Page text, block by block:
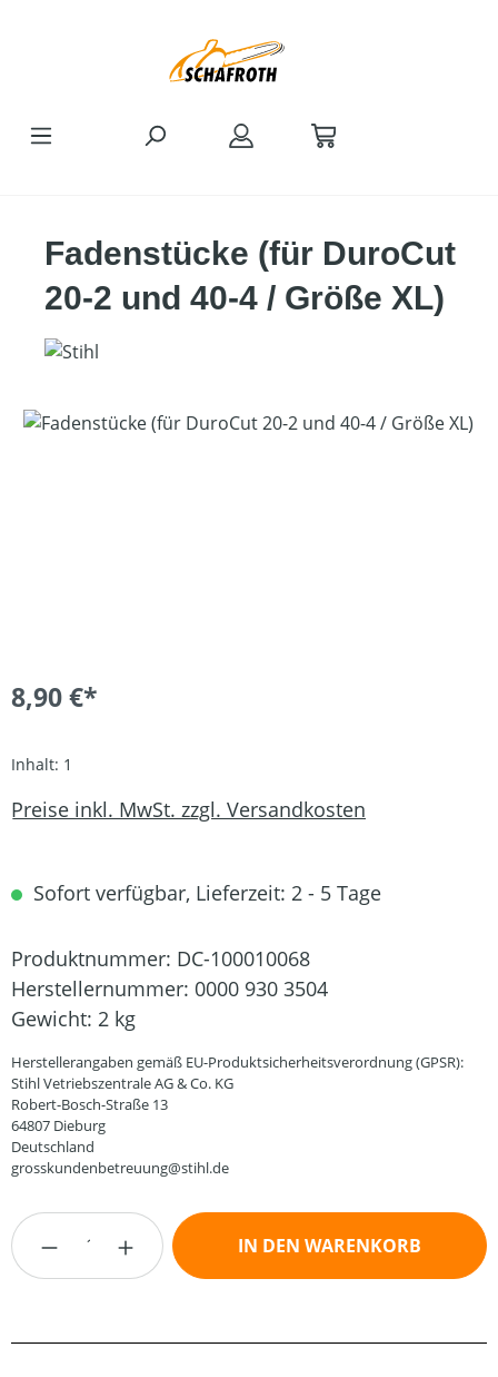
Fadenstücke (für DuroCut
20-2 und 40-4 / Größe XL)
Bildergalerie überspringen
8,90 €*
Inhalt: 1
Preise inkl. MwSt. zzgl. Versandkosten
Sofort verfügbar, Lieferzeit: 2 - 5 Tage
Produktnummer: DC-100010068
Herstellernummer: 0000 930 3504
Gewicht: 2 kg
Herstellerangaben gemäß EU-Produktsicherheitsverordnung (GPSR):
Stihl Vetriebszentrale AG & Co. KG
Robert-Bosch-Straße 13
64807 Dieburg
Deutschland
grosskundenbetreuung@stihl.de
Produkt Anzahl: Gib den gewünschten
IN DEN WARENKORB